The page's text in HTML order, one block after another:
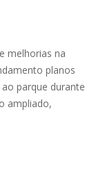
melhorias na
planos
parque durante
ampliado,